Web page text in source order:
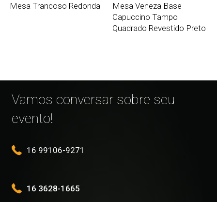
Mesa Trancoso Redonda
Mesa Veneza Base
Capuccino Tampo
Quadrado Revestido Preto
Vamos conversar sobre seu
evento!
16 99106-9271
16 3628-1665